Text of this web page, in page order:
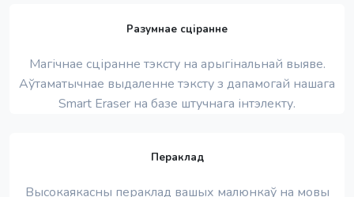
Разумнае сціранне
Магічнае сціранне тэксту на арыгінальнай выяве.
Аўтаматычнае выдаленне тэксту з дапамогай нашага
Smart Eraser на базе штучнага інтэлекту.
Пераклад
Высокаякасны пераклад вашых малюнкаў на мовы